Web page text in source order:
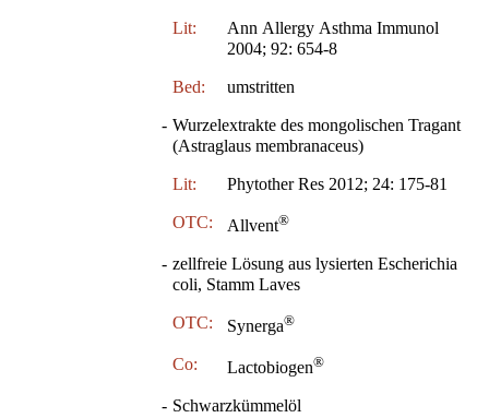
Lit:
Ann Allergy Asthma Immunol
2004; 92: 654-8
Bed: umstritten
- Wurzelextrakte des mongolischen Tragant
(Astraglaus membranaceus)
Lit: Phytother Res 2012; 24: 175-81
OTC: Allvent®
- zellfreie Lösung aus lysierten Escherichia
coli, Stamm Laves
OTC: Synerga®
Co: Lactobiogen®
- Schwarzkümmelöl